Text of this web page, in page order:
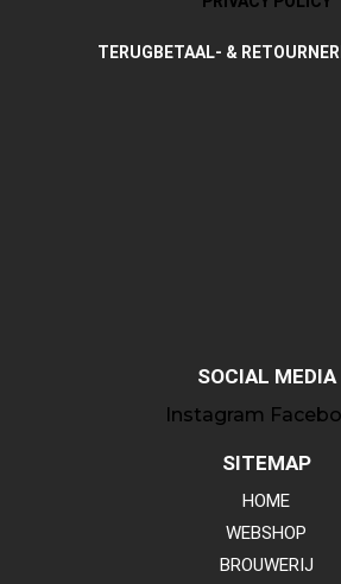
TERUGBETAAL- &
SOCIAL MEDIA
Instagram
SITEMAP
HOME
WEBSHOP
BROUWERIJ